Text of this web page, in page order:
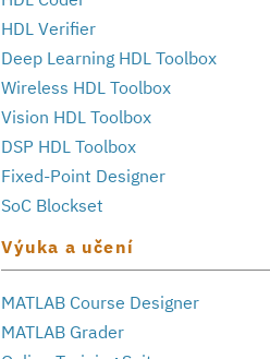
HDL Verifier
Deep Learning HDL Toolbox
Wireless HDL Toolbox
Vision HDL Toolbox
DSP HDL Toolbox
Fixed-Point Designer
SoC Blockset
Výuka a učení
MATLAB Course Designer
MATLAB Grader